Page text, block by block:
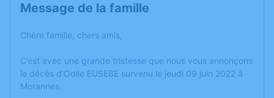
Message de la famille
Chère famille, chers amis,
C’est avec une grande tristesse que nous vous annonçons
le décès d’Odile EUSEBE survenu le jeudi 09 juin 2022 à
Morannes.